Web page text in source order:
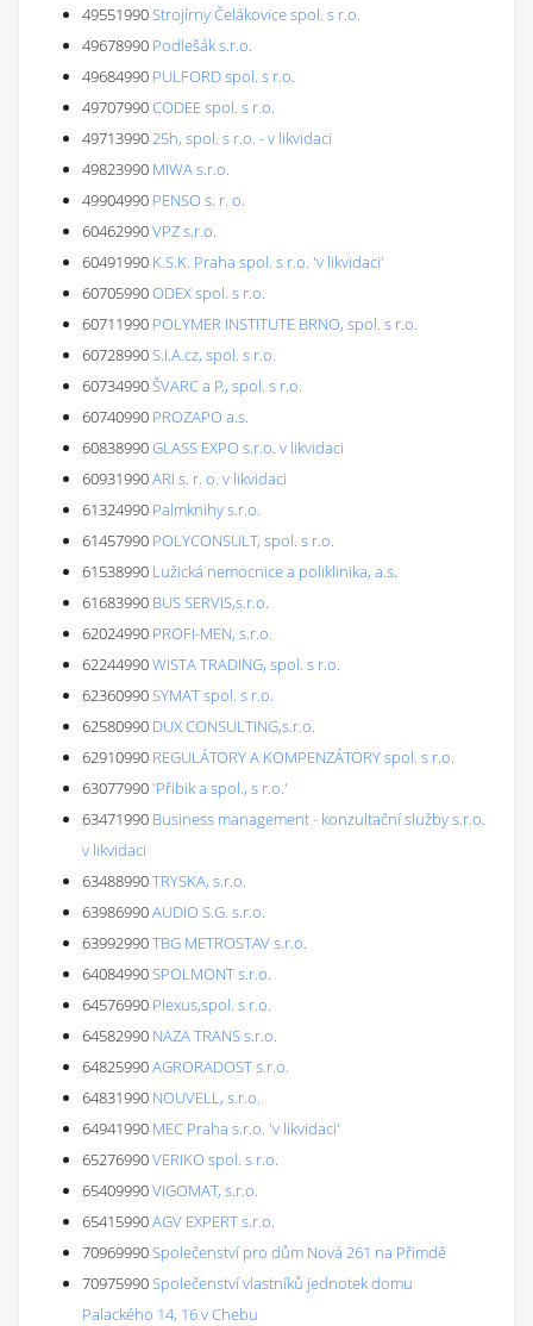
49551990Strojírny Čelákovice spol. s r.o.
49678990 Podlešák s.r.o.
49684990 PULFORD spol. s r.o.
49707990CODEE spol. s r.o.
4971399025h, spol. s r.o. - v likvidaci
49823990 MIWA s.r.o.
49904990 PENSO s. r. o.
60462990VPZ s.r.o.
60491990 K.S.K. Praha spol. s r.o. 'v likvidaci'
60705990ODEX spol. s r.o.
60711990 POLYMER INSTITUTE BRNO, spol. s r.o.
60728990S.I.A.cz, spol. s r.o.
60734990ŠVARC a P., spol. s r.o.
60740990 PROZAPO a.s.
60838990GLASS EXPO s.r.o. v likvidaci
60931990ARI s. r. o. v likvidaci
61324990 Palmknihy s.r.o.
61457990 POLYCONSULT, spol. s r.o.
61538990 Lužická nemocnice a poliklinika, a.s.
61683990 BUS SERVIS,s.r.o.
62024990 PROFI-MEN, s.r.o.
62244990WISTA TRADING, spol. s r.o.
62360990SYMAT spol. s r.o.
62580990 DUX CONSULTING,s.r.o.
62910990 REGULÁTORY A KOMPENZÁTORY spol. s r.o.
63077990'Přibik a spol., s r.o.'
63471990 Business management - konzultační služby s.r.o.
v likvidaci
63488990TRYSKA, s.r.o.
63986990AUDIO S.G. s.r.o.
63992990TBG METROSTAV s.r.o.
64084990SPOLMONT s.r.o.
64576990 Plexus,spol. s r.o.
64582990 NAZA TRANS s.r.o.
64825990AGRORADOST s.r.o.
64831990 NOUVELL, s.r.o.
64941990 MEC Praha s.r.o. 'v likvidaci'
65276990VERIKO spol. s r.o.
65409990VIGOMAT, s.r.o.
65415990AGV EXPERT s.r.o.
70969990Společenství pro dům Nová 261 na Přimdě
70975990Společenství vlastníků jednotek domu
Palackého 14, 16 v Chebu